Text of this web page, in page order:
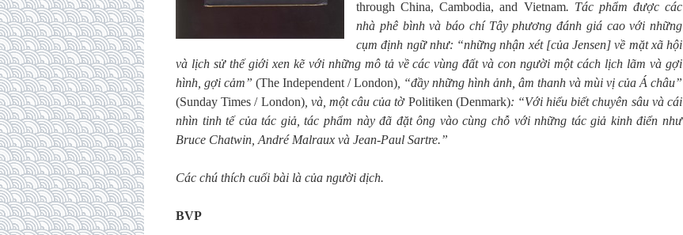
through China, Cambodia, and Vietnam. Tác phẩm được các
nhà phê bình và báo chí Tây phương đánh giá cao với những
cụm định ngữ như: “những nhận xét [của Jensen] về mặt xã hội
và lịch sử thế giới xen kẽ với những mô tả về các vùng đất và con người một cách lịch lãm và gợi
hình, gợi cảm” (The Independent / London) , “đầy những hình ảnh, âm thanh và mùi vị của Á châu”
(Sunday Times / London), và, một câu của tờ Politiken (Denmark): “Với hiểu biết chuyên sâu và cái
nhìn tinh tế của tác giả, tác phẩm này đã đặt ông vào cùng chỗ với những tác giả kinh điển như
Bruce Chatwin, André Malraux và Jean-Paul Sartre.”
Các chú thích cuối bài là của người dịch.
BVP